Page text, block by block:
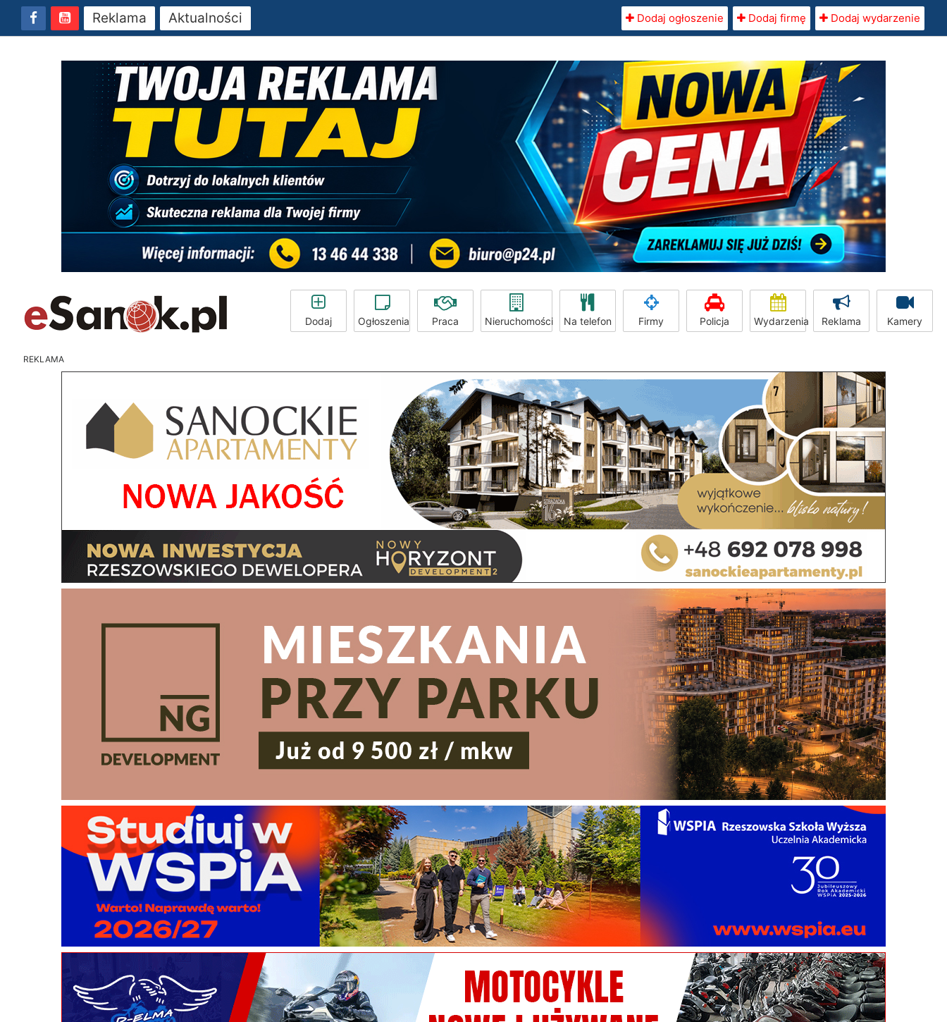
Reklama Aktualności Dodaj ogłoszenie Dodaj firmę Dodaj wydarzenie
Dodaj Ogłoszenia Praca Nieruchomości Na telefon Firmy Policja Wydarzenia Reklama Kamery
REKLAMA